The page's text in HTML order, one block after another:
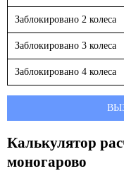
Заблокировано 2 колеса
Заблокировано 3 колеса
Заблокировано 4 колеса
Калькулятор
моногарово